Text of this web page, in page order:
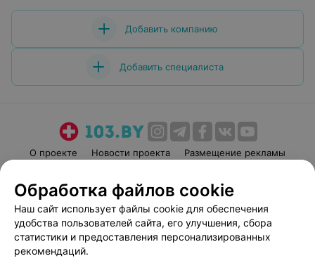
Добавить компанию
Добавить специалиста
О проекте Новости проекта
Размещение рекламы
Пользовательское соглашение
Способы оплаты
Вакансии
Партнеры
Написать руководителю 103.by
Обработка файлов cookie
Наш сайт использует файлы cookie для обеспечения
удобства пользователей сайта, его улучшения, сбора
статистики и предоставления персонализированных
рекомендаций.